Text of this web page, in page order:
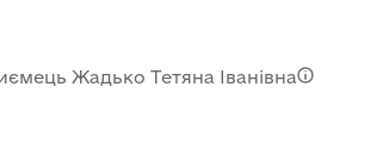
Жадько Тетяна Іванівна